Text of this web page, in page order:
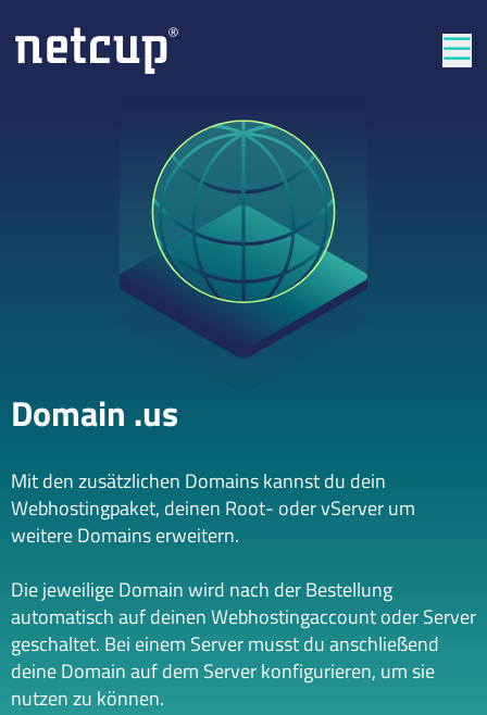
Domain .us
Mit den zusätzlichen Domains kannst du dein
Webhostingpaket, deinen Root- oder vServer um
weitere Domains erweitern.
Die jeweilige Domain wird nach der Bestellung
automatisch auf deinen Webhostingaccount oder Server
geschaltet. Bei einem Server musst du anschließend
deine Domain auf dem Server konfigurieren, um sie
nutzen zu können.